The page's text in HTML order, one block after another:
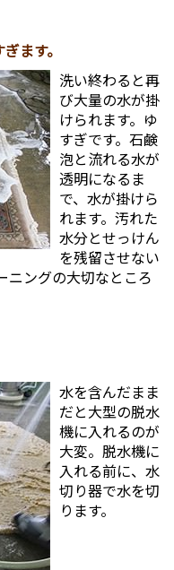
ます。
洗い終わると再
び大量の水が掛
けられます。ゆ
すぎです。石鹸
泡と流れる水が
透明になるま
で、水が掛けら
れます。汚れた
水分とせっけん
を残留させない
ニングの大切なところ
水を含んだまま
だと大型の脱水
機に入れるのが
大変。脱水機に
入れる前に、水
切り器で水を切
ります。